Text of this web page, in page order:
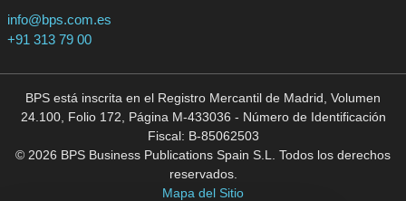
info@bps.com.es
+91 313 79 00
BPS está inscrita en el Registro Mercantil de Madrid, Volumen
24.100, Folio 172, Página M-433036 - Número de Identificación
Fiscal: B-85062503
© 2026 BPS Business Publications Spain S.L. Todos los derechos
reservados.
Mapa del Sitio